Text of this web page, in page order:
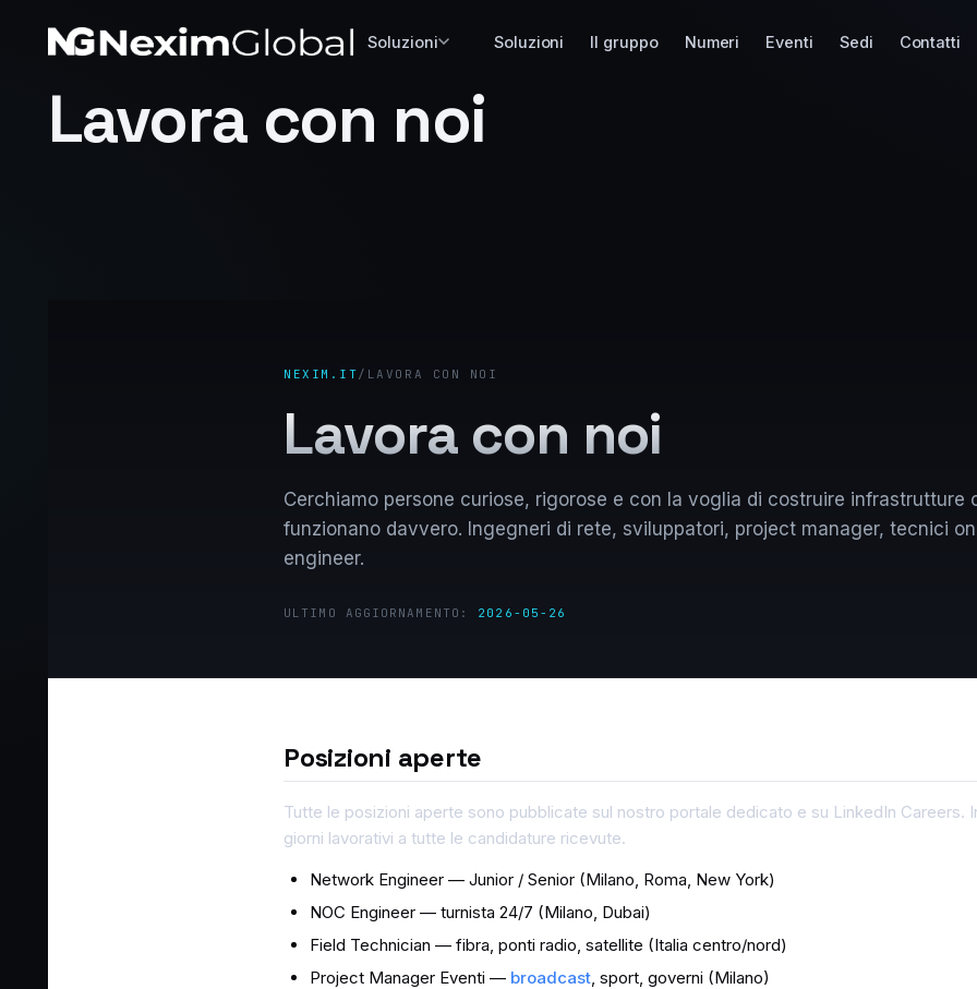
Soluzioni Soluzioni Il gruppo Numeri Eventi Sedi Contatti
Lavora con noi
NEXIM.IT/ LAVORA CON NOI
Lavora con noi
Cerchiamo persone curiose, rigorose e con la voglia di costruire infrastrutture
funzionano davvero. Ingegneri di rete, sviluppatori, project manager, tecnici
engineer.
ULTIMO AGGIORNAMENTO: 2026-05-26
Posizioni aperte
Tutte le posizioni aperte sono pubblicate sul nostro portale dedicato e su LinkedIn Careers.
giorni lavorativi a tutte le candidature ricevute.
Network Engineer — Junior / Senior (Milano, Roma, New York)
NOC Engineer — turnista 24/7 (Milano, Dubai)
Field Technician — fibra, ponti radio, satellite (Italia centro/nord)
Project Manager Eventi — broadcast, sport, governi (Milano)